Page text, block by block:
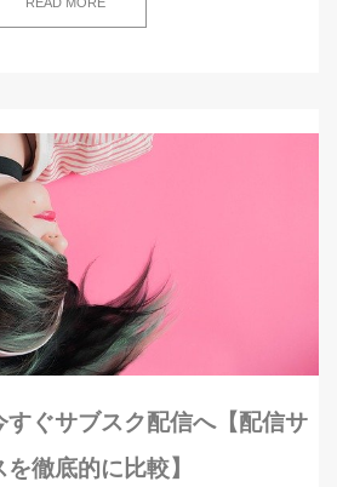
すぐサブスク配信へ【配信サ
を徹底的に比較】